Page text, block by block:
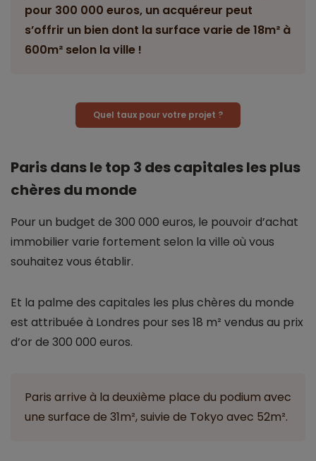
pour 300 000 euros, un acquéreur peut
s’offrir un bien dont la surface varie de 18m² à
600m² selon la ville !
Quel taux pour votre projet ?
Paris dans le top 3 des capitales les plus
chères du monde
Pour un budget de 300 000 euros, le pouvoir d’achat
immobilier varie fortement selon la ville où vous
souhaitez vous établir.
Et la palme des capitales les plus chères du monde
est attribuée à Londres pour ses 18 m² vendus au prix
d’or de 300 000 euros.
Paris arrive à la deuxième place du podium avec
une surface de 31m², suivie de Tokyo avec 52m².